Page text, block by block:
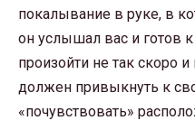
покалывание в руке, в
он услышал вас и готов
произойти не так скоро
должен привыкнуть к
«почувствовать»